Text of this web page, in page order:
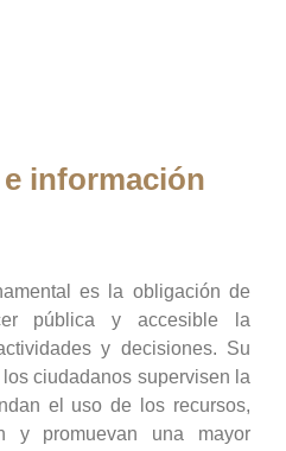
información
es la obligación de
pública y accesible la
y decisiones. Su
ciudadanos supervisen la
el uso de los recursos,
y promuevan una mayor